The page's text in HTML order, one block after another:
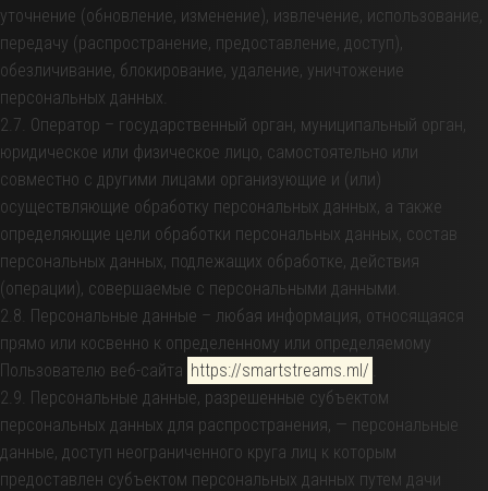
уточнение (обновление, изменение), извлечение, использование,
передачу (распространение, предоставление, доступ),
обезличивание, блокирование, удаление, уничтожение
персональных данных.
2.7. Оператор – государственный орган, муниципальный орган,
юридическое или физическое лицо, самостоятельно или
совместно с другими лицами организующие и (или)
осуществляющие обработку персональных данных, а также
определяющие цели обработки персональных данных, состав
персональных данных, подлежащих обработке, действия
(операции), совершаемые с персональными данными.
2.8. Персональные данные – любая информация, относящаяся
прямо или косвенно к определенному или определяемому
Пользователю веб-сайта https://smartstreams.ml/
2.9. Персональные данные, разрешенные субъектом
персональных данных для распространения, — персональные
данные, доступ неограниченного круга лиц к которым
предоставлен субъектом персональных данных путем дачи